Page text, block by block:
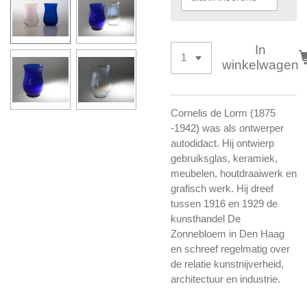
In
winkelwagen
Cornelis de Lorm (1875
-1942) was als ontwerper
autodidact. Hij ontwierp
gebruiksglas, keramiek,
meubelen, houtdraaiwerk en
grafisch werk. Hij dreef
tussen 1916 en 1929 de
kunsthandel De
Zonnebloem in Den Haag
en schreef regelmatig over
de relatie kunstnijverheid,
architectuur en industrie.